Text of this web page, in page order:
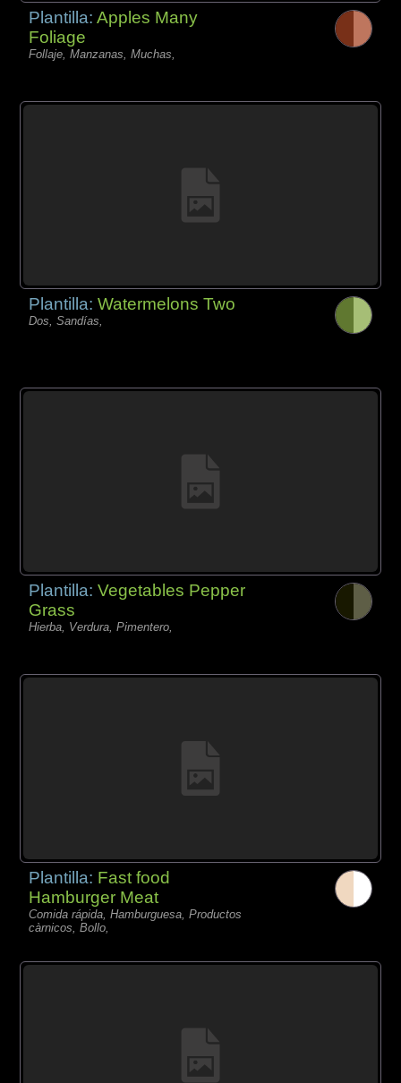
Plantilla:Apples Many
Foliage
Follaje, Manzanas, Muchas,
Plantilla:Watermelons Two
Dos, Sandías,
Plantilla:Vegetables Pepper
Grass
Hierba, Verdura, Pimentero,
Plantilla: Fast food
Hamburger Meat
Comida rápida, Hamburguesa, Productos
càrnicos, Bollo,